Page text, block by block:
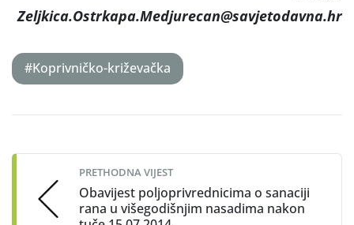
Zeljkica.Ostrkapa.Medjurecan@savjetodavna.hr
#Koprivničko-križevačka
navigation
PRETHODNA VIJEST
Obavijest poljoprivrednicima o sanaciji
rana u višegodišnjim nasadima nakon